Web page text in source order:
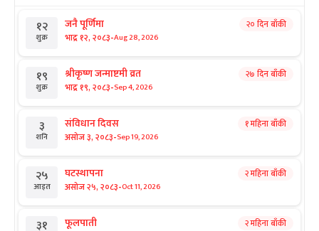
१२
शुक्र
जनै पूर्णिमा
भाद्र १२, २०८३-Aug 28, 2026
२० दिन बाँकी
१९
शुक्र
श्रीकृष्ण जन्माष्टमी व्रत
भाद्र १९, २०८३-Sep 4, 2026
२७ दिन बाँकी
३
शनि
संविधान दिवस
असोज ३, २०८३-Sep 19, 2026
१ महिना बाँकी
२५
आइत
घटस्थापना
असोज २५, २०८३-Oct 11, 2026
२ महिना बाँकी
३१ फूलपाती २ महिना बाँकी